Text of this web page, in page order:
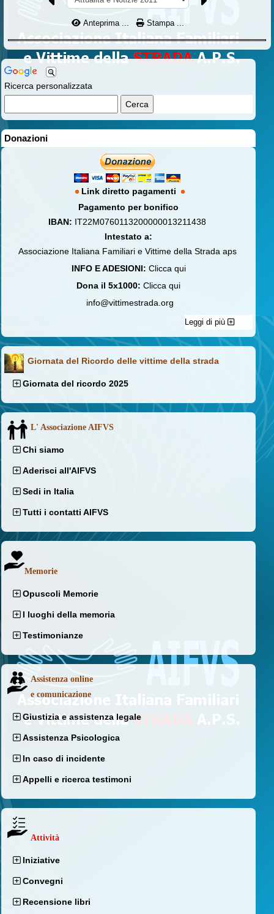
Ricerca personalizzata
Donazioni
Link diretto pagamenti
Pagamento per bonifico
IBAN: IT22M0760113200000013211438
Intestato a:
Associazione Italiana Familiari e Vittime della Strada aps
INFO E ADESIONI: Clicca qui
Dona il 5x1000: Clicca qui
info@vittimestrada.org
Leggi di più
Giornata del Ricordo delle vittime della strada
Giornata del ricordo 2025
L' Associazione AIFVS
Chi siamo
Aderisci all'AIFVS
Sedi in Italia
Tutti i contatti AIFVS
Memorie
Opuscoli Memorie
I luoghi della memoria
Testimonianze
Assistenza online
e comunicazione
Giustizia e assistenza legale
Assistenza Psicologica
In caso di incidente
Appelli e ricerca testimoni
Attività
Iniziative
Convegni
Recensione libri
Anteprima ... Stampa ...